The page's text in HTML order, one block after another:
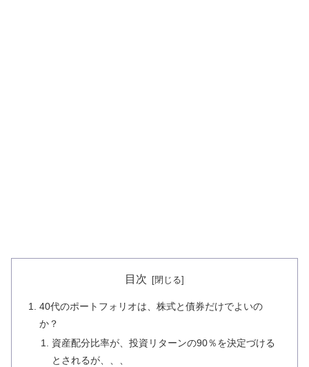
目次
40代のポートフォリオは、株式と債券だけでよいの
か？
資産配分比率が、投資リターンの90％を決定づける
とされるが、、、